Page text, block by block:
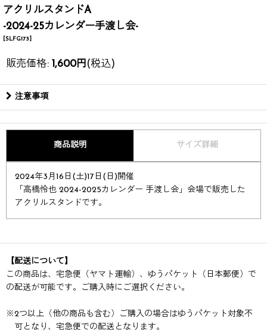
アクリルスタンドA
-2024-25カレンダー手渡し会-
[SLFG173]
販売価格: 1,600円 (税込)
注意事項
商品説明 サイズ詳細
2024年3月16日(土)17日(日)開催
「高橋怜也 2024-2025カレンダー 手渡し会」会場で販売した
アクリルスタンドです。
【配送について】
この商品は、宅急便（ヤマト運輸）、ゆうパケット（日本郵便）で
の配送が可能です。ご購入時にご選択ください。
※2つ以上（他の商品も含む）ご購入の場合はゆうパケット対象不
可となり、宅急便での配送となります。